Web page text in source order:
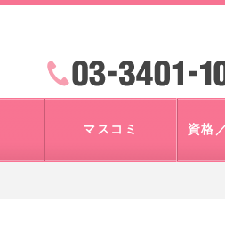
ンサー・マスコミを目指すなら"ア
検索
マスコミ 資格